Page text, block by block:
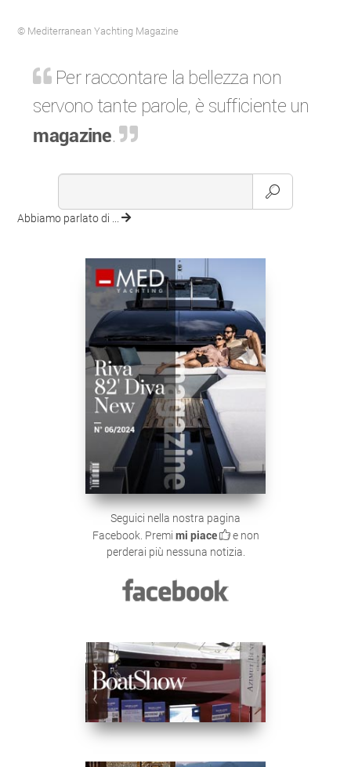
© Mediterranean Yachting Magazine
Per raccontare la bellezza non
servono tante parole, è sufficiente un
magazine.
Abbiamo parlato di ...
Seguici nella nostra pagina
Facebook. Premi mi piace
e non
perderai più nessuna notizia.